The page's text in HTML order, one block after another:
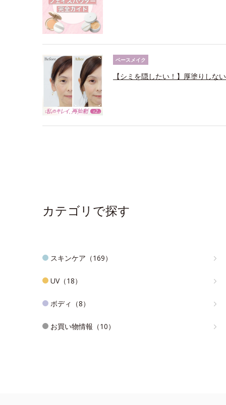
ベースメイク
【シミを隠したい！】厚塗りしな
カテゴリで探す
スキンケア（169）
UV（18）
ボディ（8）
お買い物情報（10）